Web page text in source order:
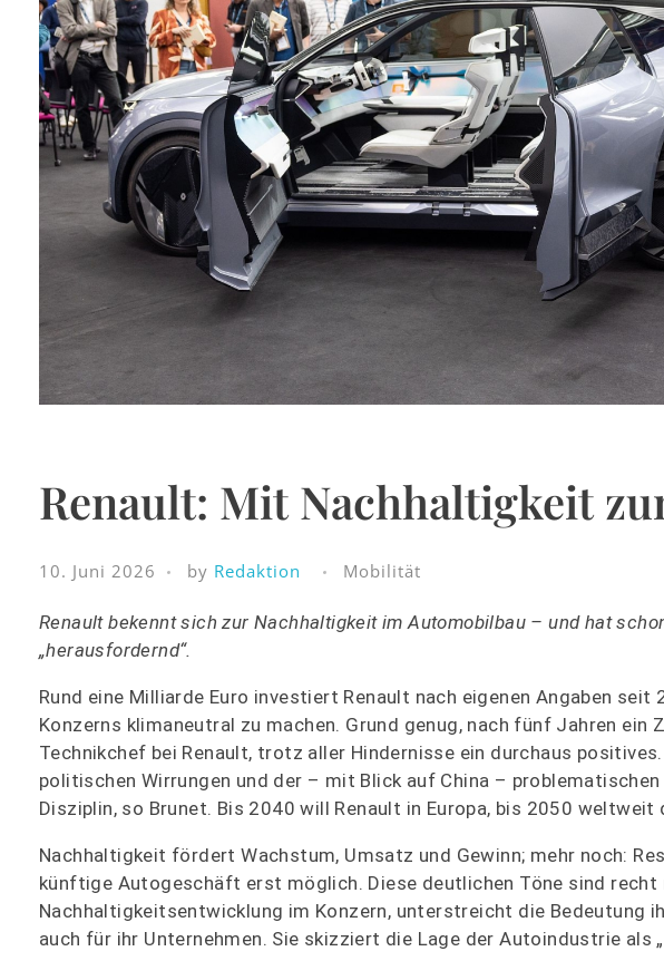
Renault: Mit Nachhaltigkeit
10. Juni 2026 by Redaktion Mobilität
Renault bekennt sich zur Nachhaltigkeit im Automobilbau – und hat
„herausfordernd“.
Rund eine Milliarde Euro investiert Renault nach eigenen Angaben
Konzerns klimaneutral zu machen. Grund genug, nach fünf Jahren ein
Technikchef bei Renault, trotz aller Hindernisse ein durchaus
politischen Wirrungen und der – mit Blick auf China –
Disziplin, so Brunet. Bis 2040 will Renault in Europa, bis 2050
Nachhaltigkeit fördert Wachstum, Umsatz und Gewinn; mehr noch:
künftige Autogeschäft erst möglich. Diese deutlichen Töne sind recht
Nachhaltigkeitsentwicklung im Konzern, unterstreicht die Bedeutung
auch für ihr Unternehmen. Sie skizziert die Lage der Autoindustrie als